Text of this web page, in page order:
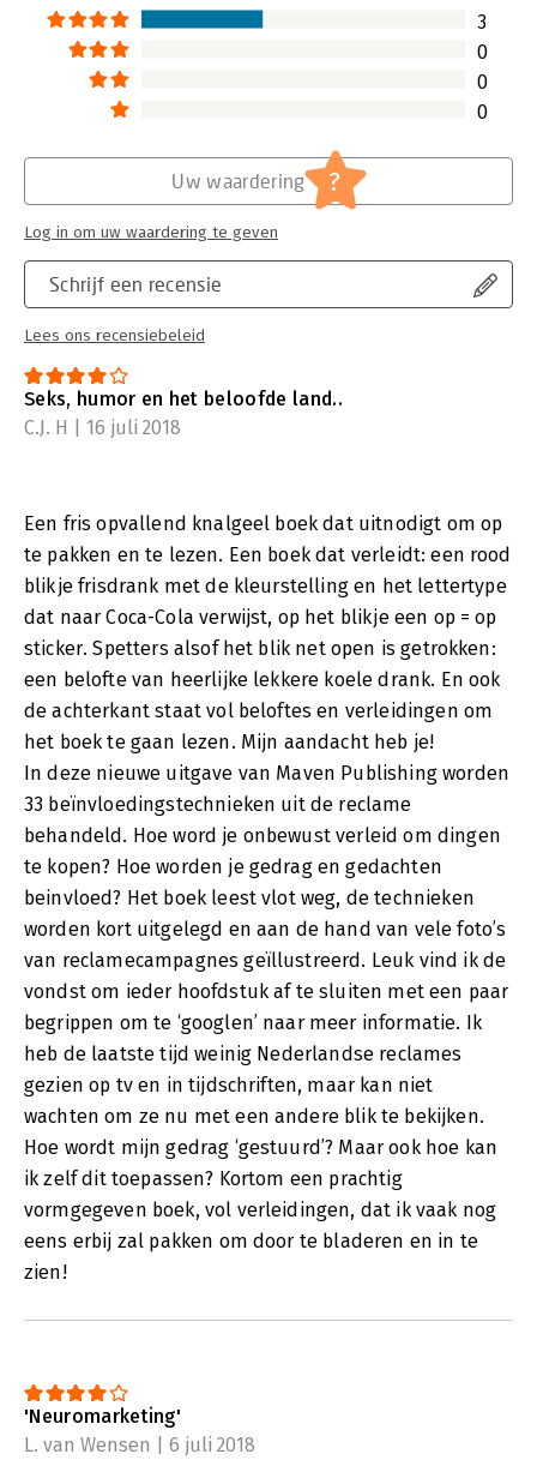
3
0
0
0
Schrijf een recensie
Lees ons recensiebeleid
Uw waardering ?
Log in om uw waardering te geven
Seks, humor en het beloofde land..
C.J. H | 16 juli 2018
Een fris opvallend knalgeel boek dat uitnodigt om op
te pakken en te lezen. Een boek dat verleidt: een rood
blikje frisdrank met de kleurstelling en het lettertype
dat naar Coca-Cola verwijst, op het blikje een op = op
sticker. Spetters alsof het blik net open is getrokken:
een belofte van heerlijke lekkere koele drank. En ook
de achterkant staat vol beloftes en verleidingen om
het boek te gaan lezen. Mijn aandacht heb je!
In deze nieuwe uitgave van Maven Publishing worden
33 beïnvloedingstechnieken uit de reclame
behandeld. Hoe word je onbewust verleid om dingen
te kopen? Hoe worden je gedrag en gedachten
beinvloed? Het boek leest vlot weg, de technieken
worden kort uitgelegd en aan de hand van vele foto’s
van reclamecampagnes geïllustreerd. Leuk vind ik de
vondst om ieder hoofdstuk af te sluiten met een paar
begrippen om te ‘googlen’ naar meer informatie. Ik
heb de laatste tijd weinig Nederlandse reclames
gezien op tv en in tijdschriften, maar kan niet
wachten om ze nu met een andere blik te bekijken.
Hoe wordt mijn gedrag ‘gestuurd’? Maar ook hoe kan
ik zelf dit toepassen? Kortom een prachtig
vormgegeven boek, vol verleidingen, dat ik vaak nog
eens erbij zal pakken om door te bladeren en in te
zien!
'Neuromarketing'
L. van Wensen | 6 juli 2018